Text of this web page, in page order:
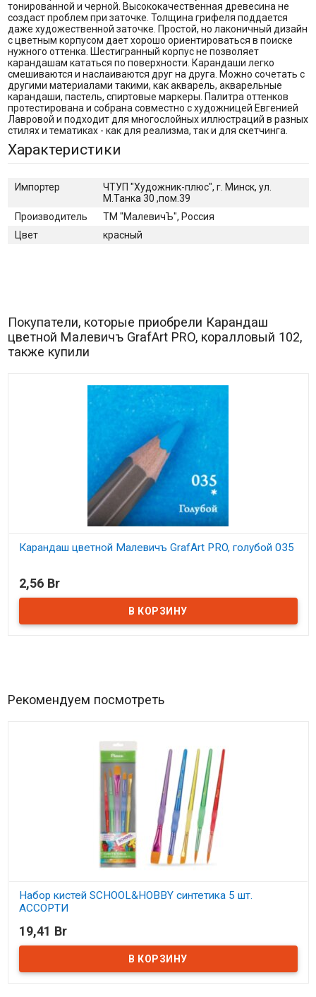
тонированной и черной. Высококачественная древесина не
создаст проблем при заточке. Толщина грифеля поддается
даже художественной заточке. Простой, но лаконичный дизайн
с цветным корпусом дает хорошо ориентироваться в поиске
нужного оттенка. Шестигранный корпус не позволяет
карандашам кататься по поверхности. Карандаши легко
смешиваются и наслаиваются друг на друга. Можно сочетать с
другими материалами такими, как акварель, акварельные
карандаши, пастель, спиртовые маркеры. Палитра оттенков
протестирована и собрана совместно с художницей Евгенией
Лавровой и подходит для многослойных иллюстраций в разных
стилях и тематиках - как для реализма, так и для скетчинга.
Характеристики
Импортер
ЧТУП "Художник-плюс", г. Минск, ул.
М.Танка 30 ,пом.39
Производитель
ТМ "МалевичЪ", Россия
Цвет
красный
Покупатели, которые приобрели Карандаш
цветной Малевичъ GrafArt PRO, коралловый 102,
также купили
Карандаш цветной Малевичъ GrafArt PRO, голубой 035
2,56 Br
Рекомендуем посмотреть
Набор кистей SCHOOL&HOBBY синтетика 5 шт.
АССОРТИ
В наличии
19,41 Br